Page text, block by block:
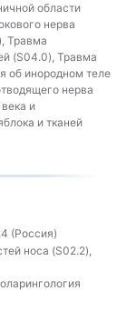
области
нерва
Травма
(S04.0), Травма
об инородном теле
нерва
и
и тканей
(Россия)
носа (S02.2),